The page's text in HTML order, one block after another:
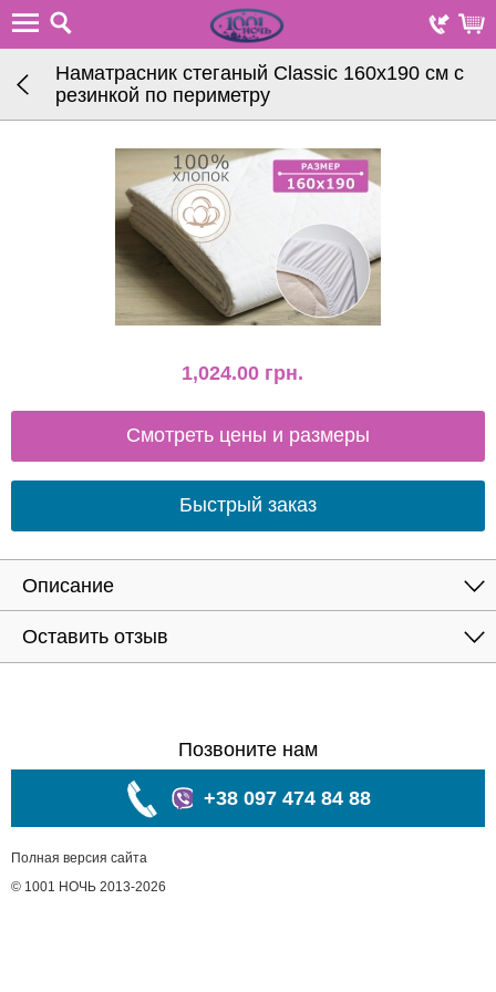
Наматрасник стеганый Classic 160х190 см с
резинкой по периметру
1,024.00 грн.
Смотреть цены и размеры
Быстрый заказ
Описание
Оставить отзыв
Позвоните нам
+38 097 474 84 88
Полная версия сайта
© 1001 НОЧЬ 2013-2026